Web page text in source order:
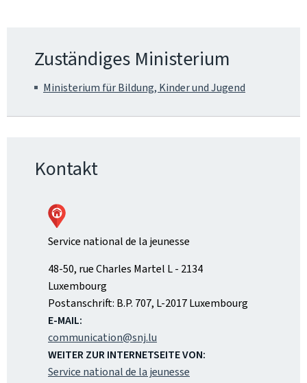
Zuständiges Ministerium
Ministerium für Bildung, Kinder und Jugend
Kontakt
Service national de la jeunesse
ADRESSE:
48-50, rue Charles Martel L - 2134
Luxembourg
Postanschrift: B.P. 707, L-2017 Luxembourg
E-MAIL:
communication@snj.lu
WEITER ZUR INTERNETSEITE VON:
Service national de la jeunesse